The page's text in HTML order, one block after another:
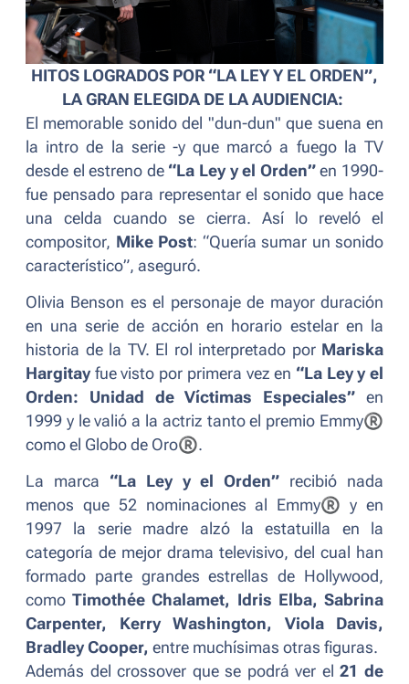
HITOS LOGRADOS POR “LA LEY Y EL ORDEN”,
LA GRAN ELEGIDA DE LA AUDIENCIA:
El memorable sonido del "dun-dun" que suena en
la intro de la serie -y que marcó a fuego la TV
desde el estreno de “La Ley y el Orden”en 1990-
fue pensado para representar el sonido que hace
una celda cuando se cierra. Así lo reveló el
compositor, Mike Post: “Quería sumar un sonido
característico”, aseguró.
Olivia Benson es el personaje de mayor duración
en una serie de acción en horario estelar en la
historia de la TV. El rol interpretado por Mariska
Hargitay fue visto por primera vez en “La Ley y el
Orden: Unidad de Víctimas Especiales” en
1999 y le valió a la actriz tanto el premio Emmy®
como el Globo de Oro®.
La marca “La Ley y el Orden” recibió nada
menos que 52 nominaciones al Emmy® y en
1997 la serie madre alzó la estatuilla en la
categoría de mejor drama televisivo, del cual han
formado parte grandes estrellas de Hollywood,
comoTimothée Chalamet, Idris Elba, Sabrina
Carpenter, Kerry Washington, Viola Davis,
Bradley Cooper, entre muchísimas otras figuras.
Además delcrossover que se podrá ver el 21 de